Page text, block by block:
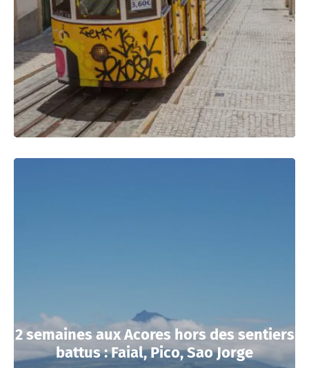
2 semaines aux Acores hors des sentiers
battus : Faial, Pico, Sao Jorge